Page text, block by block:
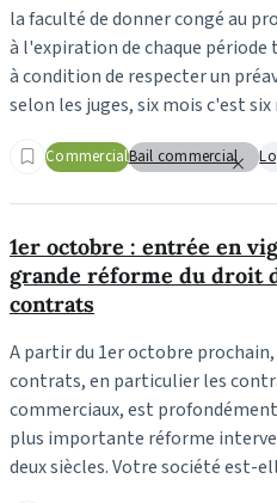
la faculté de donner congé au
à l'expiration de chaque période
à condition de respecter un
selon les juges, six mois c'est
CommercialBail commercial
1er octobre : entrée en
grande réforme du droit
contrats
A partir du 1er octobre
contrats, en particulier les
commerciaux, est
plus importante réforme
deux siècles. Votre société est-